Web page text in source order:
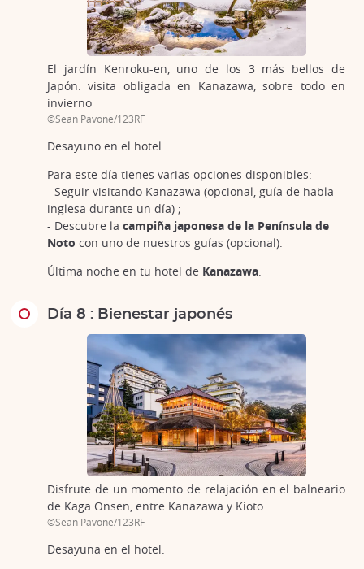
El jardín Kenroku-en, uno de los 3 más bellos de
Japón: visita obligada en Kanazawa, sobre todo en
invierno
©Sean Pavone/123RF
Desayuno en el hotel.
Para este día tienes varias opciones disponibles:
- Seguir visitando Kanazawa (opcional, guía de habla
inglesa durante un día) ;
- Descubre la campiña japonesa de la Península de
Noto con uno de nuestros guías (opcional).
Última noche en tu hotel de Kanazawa.
Día 8 : Bienestar japonés
Disfrute de un momento de relajación en el balneario
de Kaga Onsen, entre Kanazawa y Kioto
©Sean Pavone/123RF
Desayuna en el hotel.